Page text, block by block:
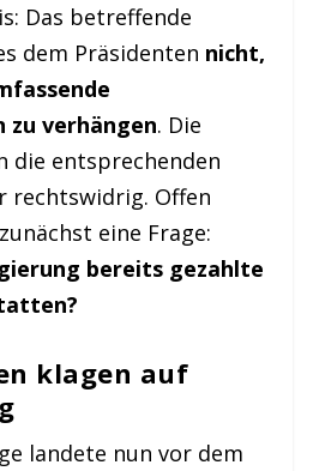
Das betreffende
dem Präsidenten nicht,
zu verhängen. Die
die entsprechenden
rechtswidrig. Offen
eine Frage:
bereits gezahlte
klagen auf
landete nun vor dem